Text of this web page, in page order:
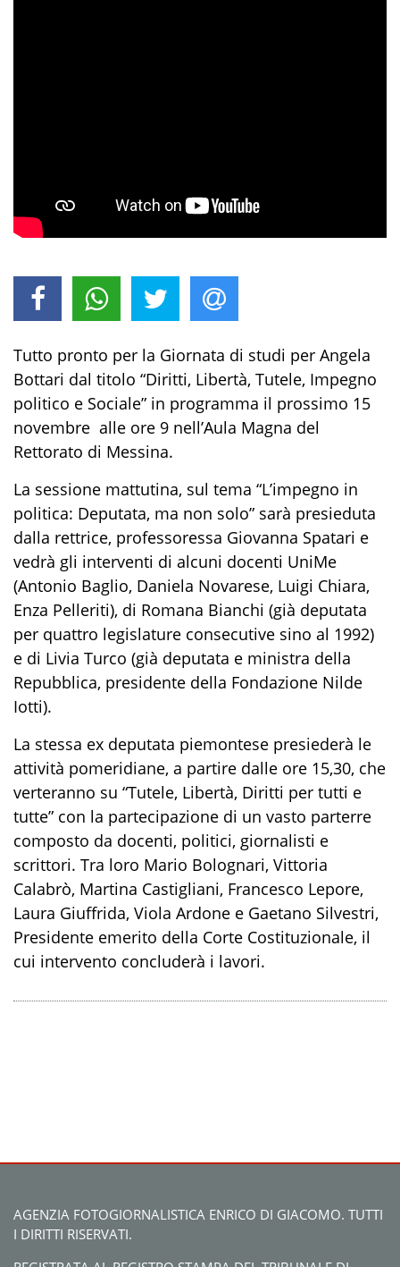
Tutto pronto per la Giornata di studi per Angela
Bottari dal titolo “Diritti, Libertà, Tutele, Impegno
politico e Sociale” in programma il prossimo 15
novembre alle ore 9 nell’Aula Magna del
Rettorato di Messina.
La sessione mattutina, sul tema “L’impegno in
politica: Deputata, ma non solo” sarà presieduta
dalla rettrice, professoressa Giovanna Spatari e
vedrà gli interventi di alcuni docenti UniMe
(Antonio Baglio, Daniela Novarese, Luigi Chiara,
Enza Pelleriti), di Romana Bianchi (già deputata
per quattro legislature consecutive sino al 1992)
e di Livia Turco (già deputata e ministra della
Repubblica, presidente della Fondazione Nilde
Iotti).
La stessa ex deputata piemontese presiederà le
attività pomeridiane, a partire dalle ore 15,30, che
verteranno su “Tutele, Libertà, Diritti per tutti e
tutte” con la partecipazione di un vasto parterre
composto da docenti, politici, giornalisti e
scrittori. Tra loro Mario Bolognari, Vittoria
Calabrò, Martina Castigliani, Francesco Lepore,
Laura Giuffrida, Viola Ardone e Gaetano Silvestri,
Presidente emerito della Corte Costituzionale, il
cui intervento concluderà i lavori.
AGENZIA FOTOGIORNALISTICA ENRICO DI GIACOMO. TUTTI
I DIRITTI RISERVATI.